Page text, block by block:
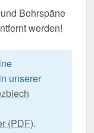
Bohrspäne
werden!
unserer
(PDF).